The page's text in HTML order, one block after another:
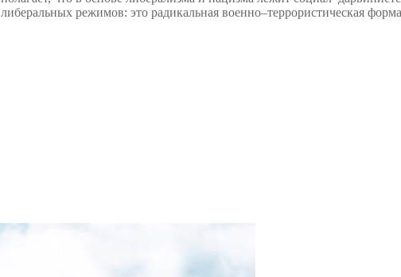
либеральных режимов: это радикальная военно–террористическая